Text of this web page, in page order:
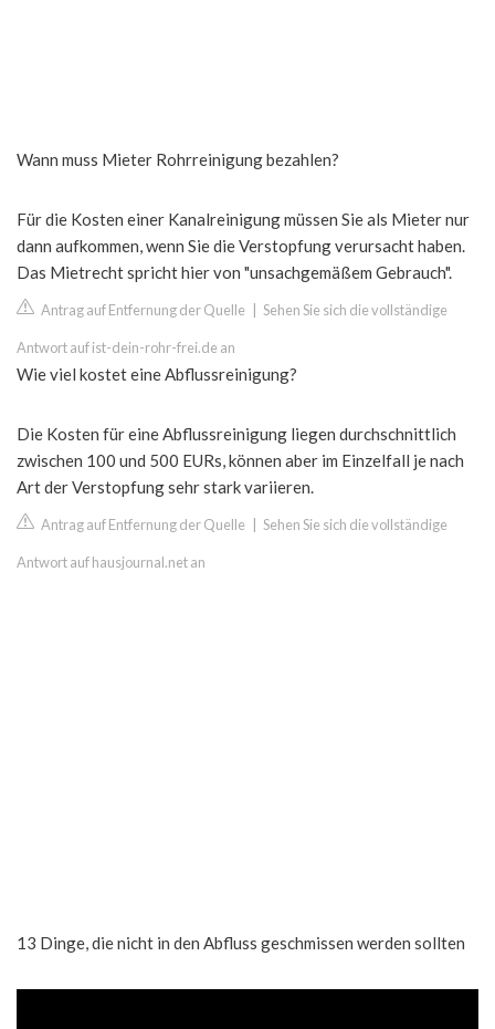
Wann muss Mieter Rohrreinigung bezahlen?
Für die Kosten einer Kanalreinigung müssen Sie als Mieter nur
dann aufkommen, wenn Sie die Verstopfung verursacht haben.
Das Mietrecht spricht hier von "unsachgemäßem Gebrauch".
Antrag auf Entfernung der Quelle Sehen Sie sich die vollständige
Antwort auf ist-dein-rohr-frei.de an
Wie viel kostet eine Abflussreinigung?
Die Kosten für eine Abflussreinigung liegen durchschnittlich
zwischen 100 und 500 EURs, können aber im Einzelfall je nach
Art der Verstopfung sehr stark variieren.
Antrag auf Entfernung der Quelle Sehen Sie sich die vollständige
Antwort auf hausjournal.net an
13 Dinge, die nicht in den Abfluss geschmissen werden sollten